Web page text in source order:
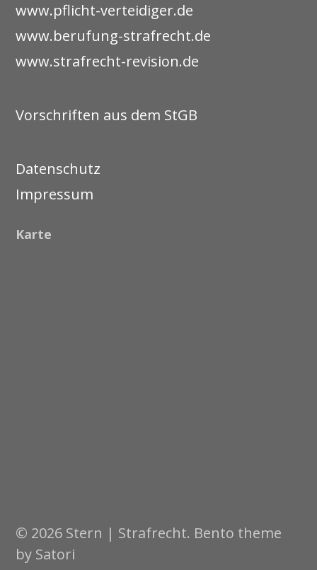
www.pflicht-verteidiger.de
www.berufung-strafrecht.de
www.strafrecht-revision.de
Vorschriften aus dem StGB
Datenschutz
Impressum
Karte
© 2026 Stern | Strafrecht. Bento theme
by Satori